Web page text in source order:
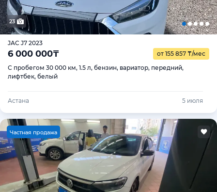
23
JAC J7 2023
6 000 000₸ от 155 857 ₸/мес
С пробегом 30 000 км, 1.5 л, бензин, вариатор, передний,
лифтбек, белый
Астана 5 июля
Частная продажа